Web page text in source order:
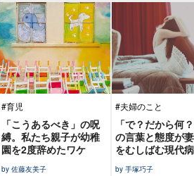
#育児
「こうあるべき」の呪
縛。私たち親子が幼稚
園を2度辞めたワケ
by 佐藤友美子
#夫婦のこと
「で？だから何
の言葉と態度が
をむしばむ現代病
by 手塚巧子